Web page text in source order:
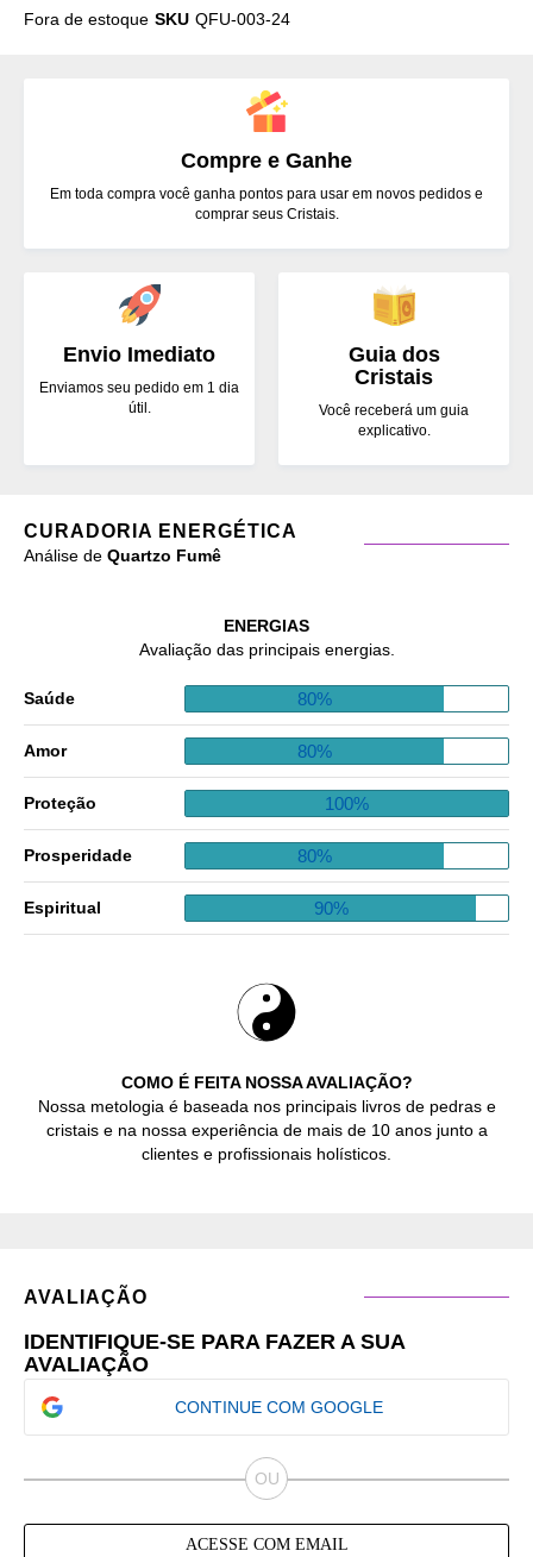
Fora de estoque SKU QFU-003-24
Envio Imediato
Enviamos seu pedido em 1 dia
útil.
Compre e Ganhe
Em toda compra você ganha pontos para usar em novos pedidos e
comprar seus Cristais.
Guia dos
Cristais
Você receberá um guia
explicativo.
CURADORIA ENERGÉTICA
Análise de Quartzo Fumê
COMO É FEITA NOSSA AVALIAÇÃO?
Nossa metologia é baseada nos principais livros de pedras e
cristais e na nossa experiência de mais de 10 anos junto a
clientes e profissionais holísticos.
ENERGIAS
Avaliação das principais energias.
Saúde 80%
Amor 80%
Proteção 100%
Prosperidade 80%
Espiritual 90%
AVALIAÇÃO
IDENTIFIQUE-SE PARA FAZER A SUA
AVALIAÇÃO
CONTINUE COM GOOGLE
ACESSE COM EMAIL